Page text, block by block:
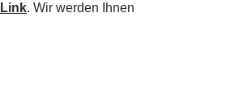
. Wir werden Ihnen